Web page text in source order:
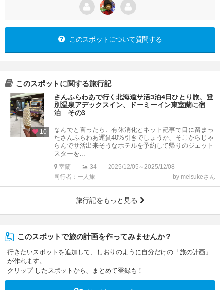
このスポットについて質問する
このスポットに関する旅行記
10
さんふらわあで行く北海道サ活3泊4日ひとり旅、登
別温泉アデックスイン、ドーミーイン東室蘭に宿
泊 その3
なんでと言ったら、有休消化とネット記事で目に留まっ
たさんふらわあ運賃40%引きでしょうか、そこからじゃ
らんでサ活出来そうなホテルを予約して帰りのジェット
スターを...
室蘭 34
2025/12/05～2025/12/08
同行者：一人旅
by meisukeさん
旅行記をもっと見る
このスポットで旅の計画を作ってみませんか？
行きたいスポットを追加して、しおりのように自分だけの「旅の計画」
が作れます。
クリップ したスポットから、まとめて登録も！